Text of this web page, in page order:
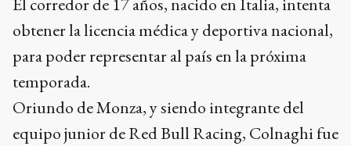
obtener la licencia médica y deportiva nacional,
para poder representar al país en la próxima
temporada.
Oriundo de Monza, y siendo integrante del
equipo junior de Red Bull Racing, Colnaghi fue